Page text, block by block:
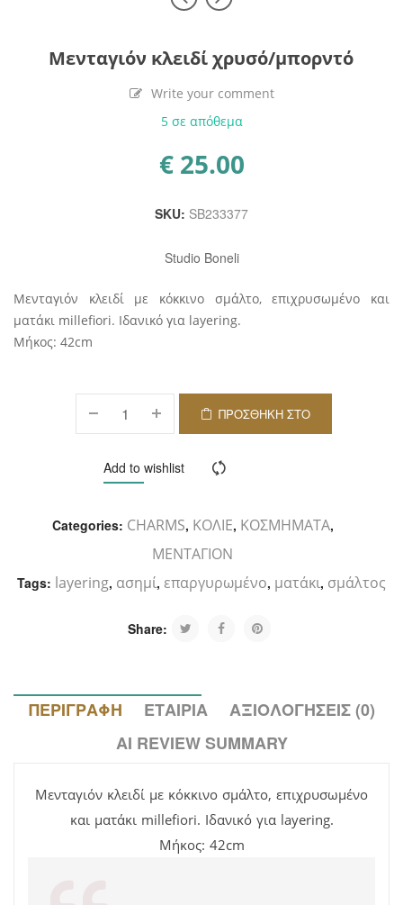
Μενταγιόν κλειδί χρυσό/μπορντό
Write your comment
5 σε απόθεμα
€25.00
SKU: SB233377
Studio Boneli
Μενταγιόν κλειδί με κόκκινο σμάλτο, επιχρυσωμένο και
ματάκι millefiori. Ιδανικό για layering.
Μήκος: 42cm
ΠΡΟΣΘΉΚΗ ΣΤΟ
Add to wishlist
Categories: CHARMS, ΚΟΛΙΕ, ΚΟΣΜΗΜΑΤΑ,
ΜΕΝΤΑΓΙΟΝ
Tags: layering, ασημί, επαργυρωμένο, ματάκι, σμάλτος
Share:
ΠΕΡΙΓΡΑΦΉ ΕΤΑΙΡΊΑ
ΑΞΙΟΛΟΓΉΣΕΙΣ (0)
AI REVIEW SUMMARY
Μενταγιόν κλειδί με κόκκινο σμάλτο, επιχρυσωμένο
και ματάκι millefiori. Ιδανικό για layering.
Μήκος: 42cm